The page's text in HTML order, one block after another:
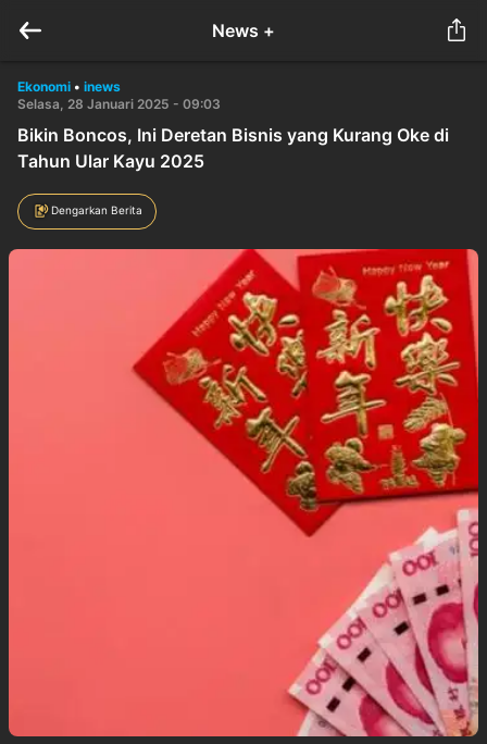
News +
Ekonomi • inews
Selasa, 28 Januari 2025 - 09:03
Bikin Boncos, Ini Deretan Bisnis yang Kurang Oke di
Tahun Ular Kayu 2025
Dengarkan Berita